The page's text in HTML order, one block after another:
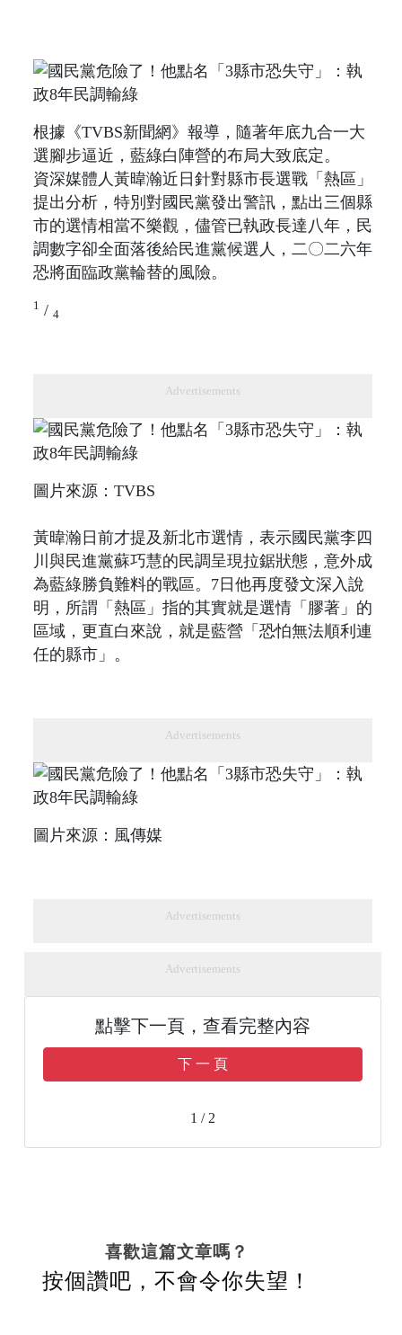
根據《TVBS新聞網》報導，隨著年底九合一大
選腳步逼近，藍綠白陣營的布局大致底定。
資深媒體人黃暐瀚近日針對縣市長選戰「熱區」
提出分析，特別對國民黨發出警訊，點出三個縣
市的選情相當不樂觀，儘管已執政長達八年，民
調數字卻全面落後給民進黨候選人，二〇二六年
恐將面臨政黨輪替的風險。
1 / 4
Advertisements
圖片來源：TVBS
黃暐瀚日前才提及新北市選情，表示國民黨李四
川與民進黨蘇巧慧的民調呈現拉鋸狀態，意外成
為藍綠勝負難料的戰區。7日他再度發文深入說
明，所謂「熱區」指的其實就是選情「膠著」的
區域，更直白來說，就是藍營「恐怕無法順利連
任的縣市」。
Advertisements
圖片來源：風傳媒
Advertisements
Advertisements
點擊下一頁，查看完整內容
下 一 頁
1 / 2
喜歡這篇文章嗎？
按個讚吧，不會令你失望！